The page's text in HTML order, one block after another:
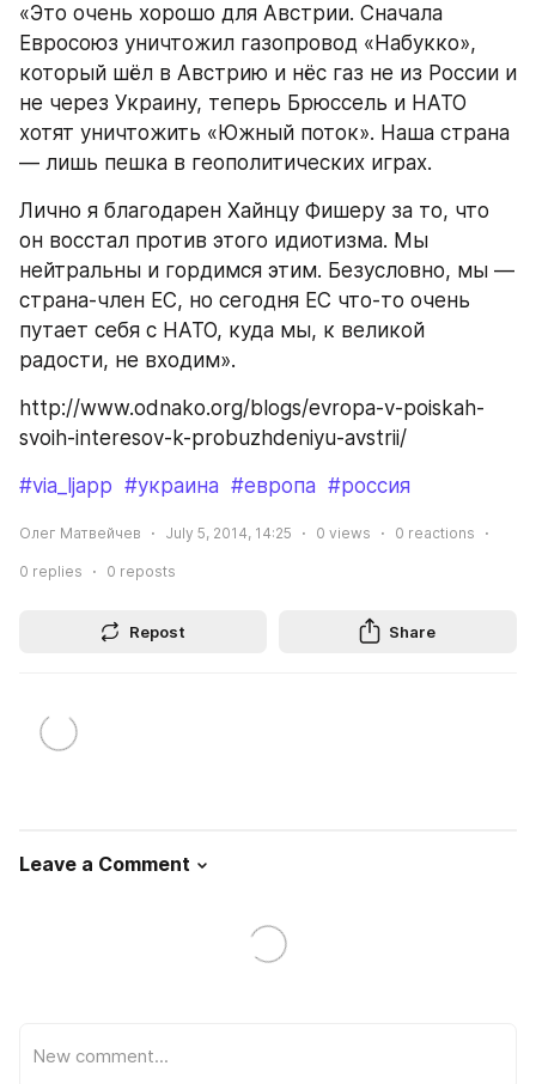
«Это очень хорошо для Австрии. Сначала
Евросоюз уничтожил газопровод «Набукко»,
который шёл в Австрию и нёс газ не из России и
не через Украину, теперь Брюссель и НАТО
хотят уничтожить «Южный поток». Наша страна
— лишь пешка в геополитических играх.
Лично я благодарен Хайнцу Фишеру за то, что
он восстал против этого идиотизма. Мы
нейтральны и гордимся этим. Безусловно, мы —
страна-член ЕС, но сегодня ЕС что-то очень
путает себя с НАТО, куда мы, к великой
радости, не входим».
http://www.odnako.org/blogs/evropa-v-poiskah-
svoih-interesov-k-probuzhdeniyu-avstrii/
#via_ljapp #украина #европа #россия
Олег Матвейчев July 5, 2014, 14:25 0 views 0 reactions
0 replies 0 reposts
Repost Share
Leave a Comment